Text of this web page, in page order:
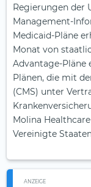
Regierungen der
Management-
Medicaid-Pläne
Monat von
Advantage-Pläne
Plänen, die mit
(CMS) unter
Molina
Vereinigte
ANZEIGE